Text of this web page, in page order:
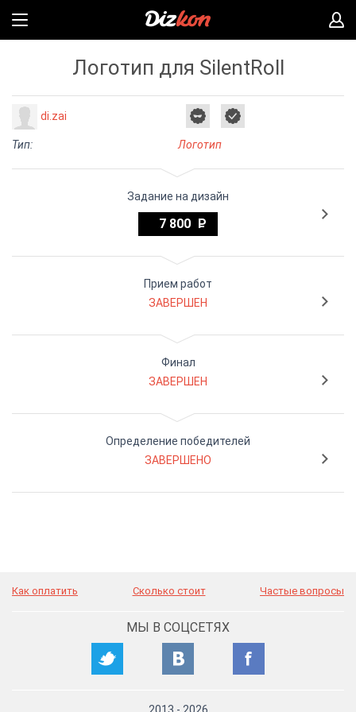
Логотип для SilentRoll
di.zai
Тип: Логотип
Задание на дизайн
7 800
Прием работ
ЗАВЕРШЕН
Финал
ЗАВЕРШЕН
Определение победителей
ЗАВЕРШЕНО
Как оплатить Сколько стоит Частые вопросы
МЫ В СОЦСЕТЯХ